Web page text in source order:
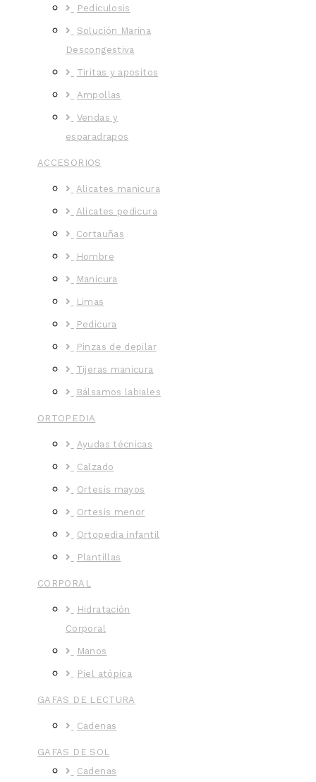
Pediculosis
Solución Marina
Descongestiva
Tiritas y apositos
Ampollas
Vendas y
esparadrapos
ACCESORIOS
Alicates manicura
Alicates pedicura
Cortauñas
Hombre
Manicura
Limas
Pedicura
Pinzas de depilar
Tijeras manicura
Bálsamos labiales
ORTOPEDIA
Ayudas técnicas
Calzado
Ortesis mayos
Ortesis menor
Ortopedia infantil
Plantillas
CORPORAL
Hidratación
Corporal
Manos
Piel atópica
GAFAS DE LECTURA
Cadenas
GAFAS DE SOL
Cadenas